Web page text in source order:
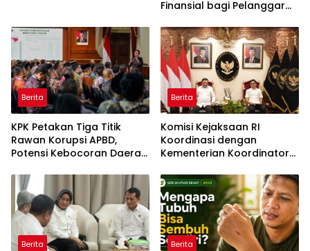
Finansial bagi Pelanggar
Berita
KPK Petakan Tiga Titik
Rawan Korupsi APBD,
Potensi Kebocoran Daerah
Dimitigasi
Berita
Komisi Kejaksaan RI
Koordinasi dengan
Kementerian Koordinator
Keamanan Terkait
Pengawasan Penanganan
Perkara Dugaan Korupsi
dan TPPU Mantan
Jampidsus, FA
Berita Berita